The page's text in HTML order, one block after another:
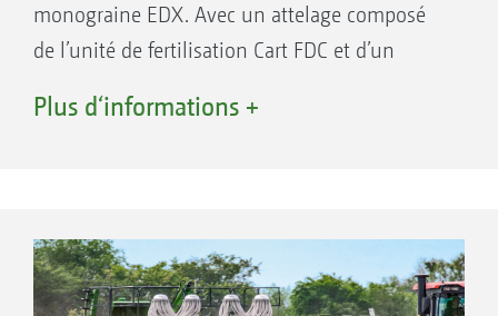
monograine EDX. Avec un attelage composé
de l’unité de fertilisation Cart FDC et d’un
granulé, il est possible d’utiliser l’engrais
L’unité de fertilisation liquide FDC peut être
associée à ces semoirs :
Plus d‘informations +